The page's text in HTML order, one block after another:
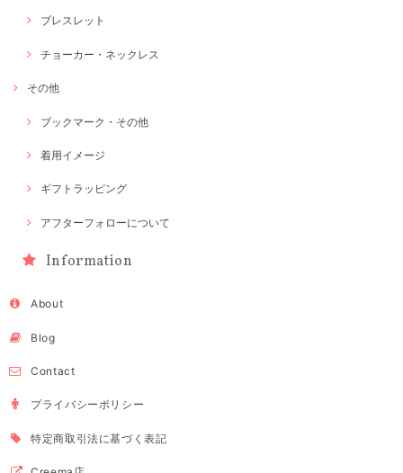
ブレスレット
チョーカー・ネックレス
その他
ブックマーク・その他
着用イメージ
ギフトラッピング
アフターフォローについて
Information
About
Blog
Contact
プライバシーポリシー
特定商取引法に基づく表記